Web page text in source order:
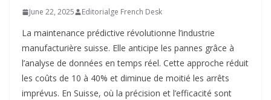
June 22, 2025 Editorialge French Desk
La maintenance prédictive révolutionne l’industrie
manufacturière suisse. Elle anticipe les pannes grâce à
l’analyse de données en temps réel. Cette approche réduit
les coûts de 10 à 40% et diminue de moitié les arrêts
imprévus. En Suisse, où la précision et l’efficacité sont